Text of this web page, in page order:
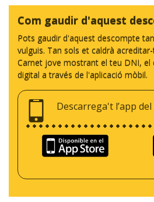
Com gaudir d'aquest
Pots gaudir d'aquest descompte
vulguis. Tan sols et caldrà
Carnet jove mostrant el teu DNI, el
digital a través de l'aplicació mòbil.
Descarrega't l’app